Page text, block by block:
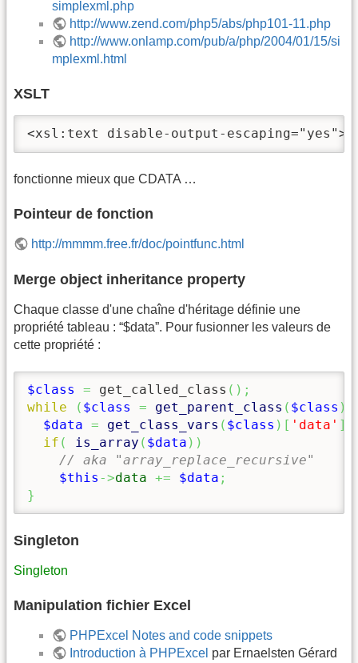
simplexml.php
http://www.zend.com/php5/abs/php101-11.php
http://www.onlamp.com/pub/a/php/2004/01/15/si
mplexml.html
XSLT
<xsl:text disable-output-escaping="yes">
fonctionne mieux que CDATA …
Pointeur de fonction
http://mmmm.free.fr/doc/pointfunc.html
Merge object inheritance property
Chaque classe d'une chaîne d'héritage définie une
propriété tableau : “$data”. Pour fusionner les valeurs de
cette propriété :
$class = get_called_class ( ) ;
while
( $class = get_parent_class ( $class )
$data = get_class_vars ( $class ) [ 'data' ]
if ( is_array ( $data ) )
// aka "array_replace_recursive"
$this ->data += $data ;
}
Singleton
Singleton
Manipulation fichier Excel
PHPExcel Notes and code snippets
Introduction à PHPExcel par Ernaelsten Gérard